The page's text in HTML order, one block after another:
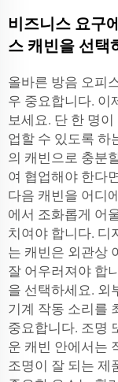
비즈니스 요구
스 캐빈을 선택
올바른 방음 오피
우 중요합니다. 이
보세요. 단 한 명
업할 수 있도록 하
의 캐빈으로 충분
여 협업해야 한다
다음 캐빈을 어디
에서 조화롭게 어
치여야 합니다. 디
는 캐빈은 외관상
잘 어우러져야 합
을 선택하세요. 외
기계 작동 소리를
중요합니다. 조명
운 캐빈 안에서는
조명이 잘 되는 제